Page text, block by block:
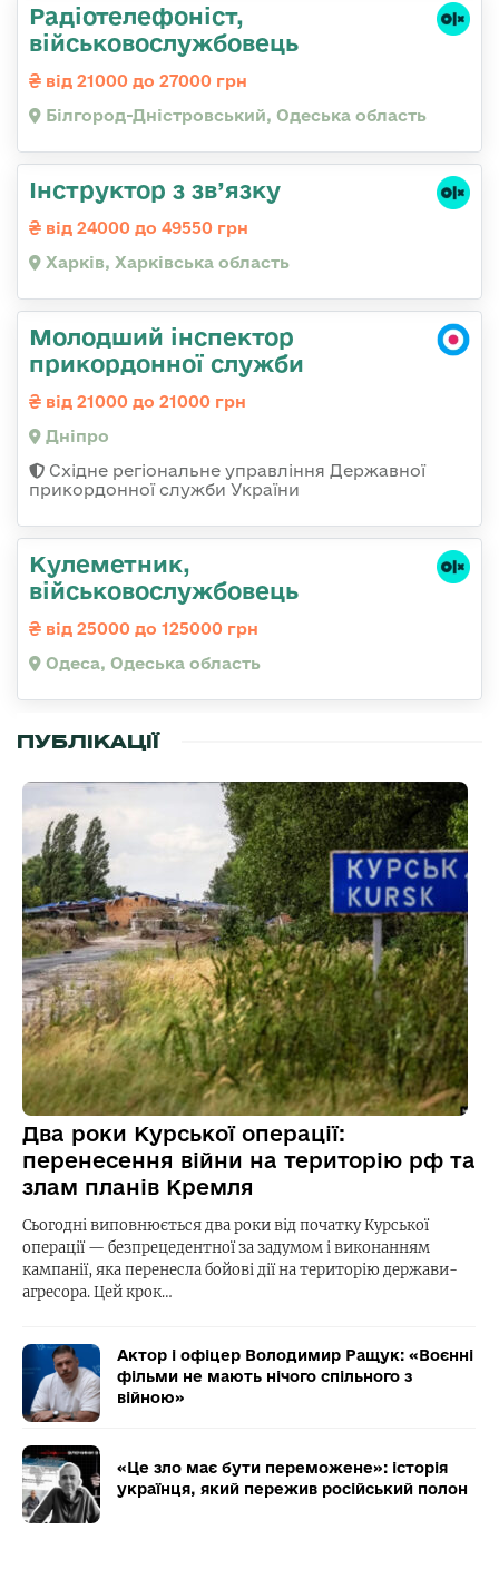
Радіотелефоніст,
військовослужбовець
від 21000 до 27000 грн
Білгород-Дністровський, Одеська область
Інструктор з зв’язку
від 24000 до 49550 грн
Харків, Харківська область
Молодший інспектор
прикордонної служби
від 21000 до 21000 грн
Дніпро
Східне регіональне управління Державної
прикордонної служби України
Кулеметник,
військовослужбовець
від 25000 до 125000 грн
Одеса, Одеська область
ПУБЛІКАЦІЇ
Два роки Курської операції:
перенесення війни на територію рф та
злам планів Кремля
Сьогодні виповнюється два роки від початку Курської
операції — безпрецедентної за задумом і виконанням
кампанії, яка перенесла бойові дії на територію держави-
агресора. Цей крок…
Актор і офіцер Володимир Ращук: «Воєнні
фільми не мають нічого спільного з
війною»
«Це зло має бути переможене»: історія
українця, який пережив російський полон